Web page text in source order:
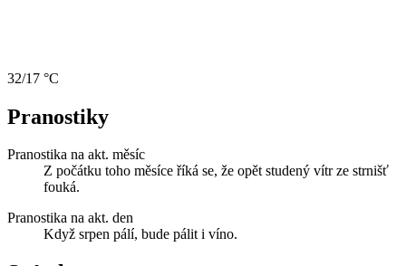
32/17 °C
Pranostiky
Pranostika na akt. měsíc
Z počátku toho měsíce říká se, že opět studený vítr ze strnišť
fouká.
Pranostika na akt. den
Když srpen pálí, bude pálit i víno.